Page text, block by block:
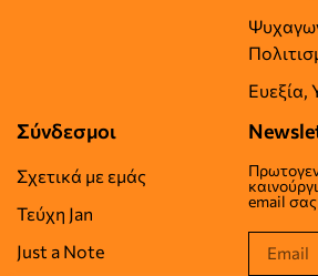
Ευεξία,
Σύνδεσμοι
Σχετικά με εμάς
Τεύχη Jan
Just a Note
email